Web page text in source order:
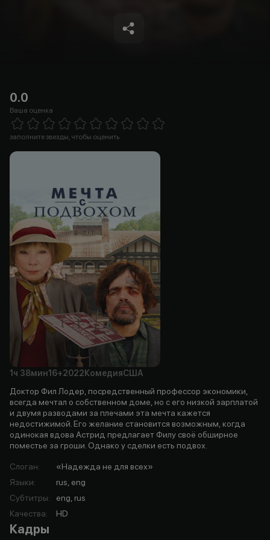
0.0
Ваша оценка
5 Stars
заполните звезды, чтобы оценить
1ч 38мин16+2022 КомедияСША
Доктор Фил Лодер, посредственный профессор экономики,
всегда мечтал о собственном доме, но с его низкой зарплатой
и двумя разводами за плечами эта мечта кажется
недостижимой. Его желание становится возможным, когда
одинокая вдова Астрид предлагает Филу своё обширное
поместье за гроши. Однако у сделки есть подвох.
Слоган:
«Надежда не для всех»
Языки:
rus, eng
Субтитры:
eng, rus
Качества: HD
Кадры